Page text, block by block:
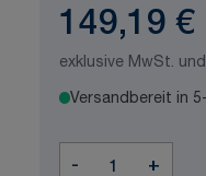
149,19 €
exklusive MwSt.
Versandbereit in
- +